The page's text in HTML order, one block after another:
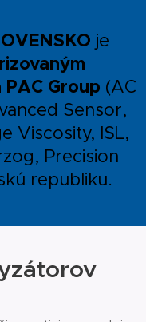
je
Group (AC
Sensor,
Viscosity, ISL,
Precision
republiku.